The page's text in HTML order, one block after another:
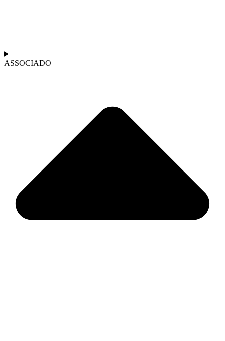
ASSOCIADO